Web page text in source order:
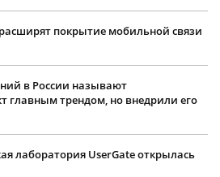
покрытие мобильной связи
в России называют
главным трендом, но внедрили его
лаборатория UserGate открылась